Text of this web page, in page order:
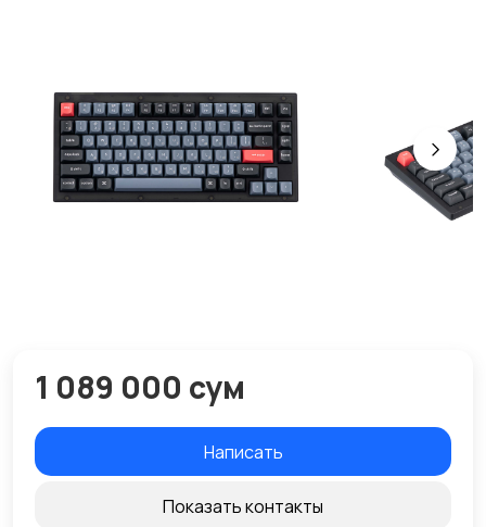
1 089 000 сум
Написать
Показать контакты